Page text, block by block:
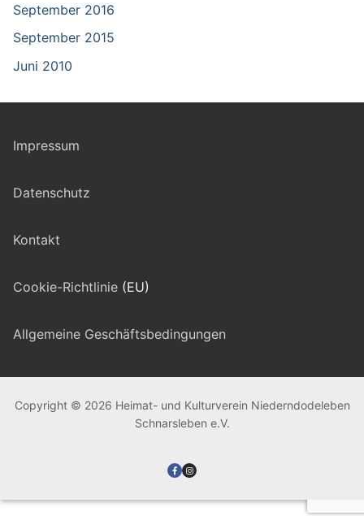
September 2016
September 2015
Juni 2010
Impressum
Datenschutz
Kontakt
Cookie-Richtlinie (EU)
Allgemeine Geschäftsbedingungen
Copyright © 2026 Heimat- und Kulturverein Niederndodeleben
Schnarsleben e.V.